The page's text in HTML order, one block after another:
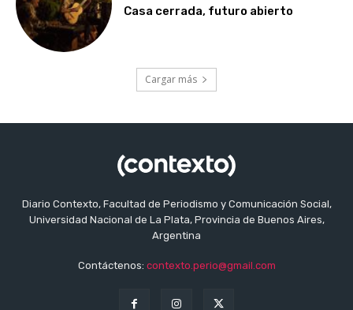
Casa cerrada, futuro abierto
Cargar más
Diario Contexto, Facultad de Periodismo y Comunicación Social,
Universidad Nacional de La Plata, Provincia de Buenos Aires,
Argentina
Contáctenos: contexto.perio@gmail.com